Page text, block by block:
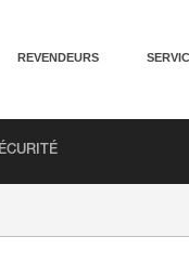
REVENDEURS